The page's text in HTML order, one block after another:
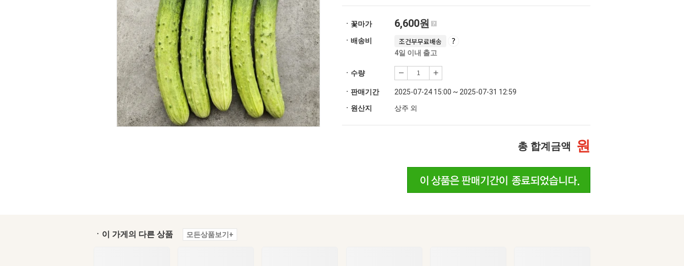
ㆍ꽃마가 6,600원
ㆍ배송비 조건부무료배송
4일 이내 출고
ㆍ수량
ㆍ판매기간
2025-07-24 15:00 ~ 2025-07-31 12:59
ㆍ원산지
상주 외
총 합계금액 원
ㆍ이 가게의 다른 상품 모든상품보기+